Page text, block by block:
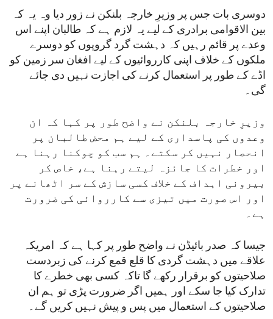
دوسری بات جس پر وزیرِ خارجہ بلنکن نے زور دیا وہ یہ کہ
بین الاقوامی برادری کے لیے یہ لازم ہے کہ طالبان اپنے اس
وعدے پر قائم رہیں کہ دہشت گرد گروپوں کو دوسرے
ملکوں کے خلاف اپنی کارروائیوں کے لیے افغان سر زمین کو
اڈے کے طور پر استعمال کرنے کی اجازت نہیں دی جائے
گی۔
وزیرِ خارجہ بلنکن نے واضح طور پر کہا کہ ان
وعدوں کی پاسداری کے لیے ہم محض طالبان پر
انحصار نہیں کر سکتے۔ ہم سب کو چوکنا رہنا ہے
اور خطرات کا جائزہ لیتے رہنا ہے، خاص کر
بیرونی اہداف کے خلاف کسی سازش کے سر اٹھانے پر
اور اس صورت میں تیزی سے کارروائی کی ضرورت
ہے۔
جیسا کہ صدر بائیڈن نے واضح طور پر کہا ہے کہ امریکہ
علاقے میں دہشت گردی کا قلع قمع کرنے کی زبردست
صلاحیتوں کو برقرار رکھے گا تاکہ کسی بھی خطرے کا
تدارک کیا جا سکے اور ہمیں اگر ضرورت پڑی تو ہم ان
صلاحیتوں کے استعمال میں پس و پیش نہیں کریں گے۔